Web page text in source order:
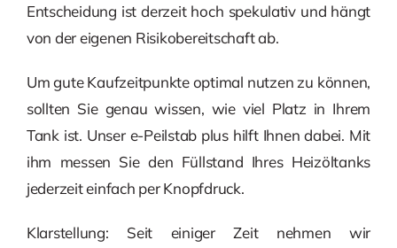
Entscheidung ist derzeit hoch spekulativ und hängt
von der eigenen Risikobereitschaft ab.
Um gute Kaufzeitpunkte optimal nutzen zu können,
sollten Sie genau wissen, wie viel Platz in Ihrem
Tank ist. Unser e-Peilstab plus hilft Ihnen dabei. Mit
ihm messen Sie den Füllstand Ihres Heizöltanks
jederzeit einfach per Knopfdruck.
Klarstellung: Seit einiger Zeit nehmen wir